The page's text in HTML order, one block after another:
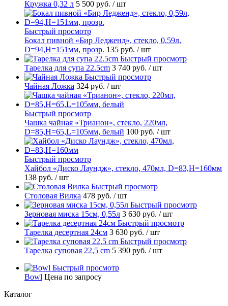
Кружка 0,32 л 5 500 руб. / шт
Быстрый просмотр
Бокал пивной «Бир Ледженд», стекло, 0,59л,
D=94,H=151мм, прозр. 135 руб. / шт
Быстрый просмотр
Тарелка для супа 22.5cm 3 740 руб. / шт
Быстрый просмотр
Чайная Ложка 324 руб. / шт
Быстрый просмотр
Чашка чайная «Трианон», стекло, 220мл,
D=85,H=65,L=105мм, белый 100 руб. / шт
Быстрый просмотр
Хайбол «Диско Лаундж», стекло, 470мл, D=83,H=160мм
138 руб. / шт
Быстрый просмотр
Столовая Вилка 478 руб. / шт
Быстрый просмотр
Зерновая миска 15см, 0,55л 3 630 руб. / шт
Быстрый просмотр
Тарелка десертная 24см 3 630 руб. / шт
Быстрый просмотр
Тарелка суповая 22,5 cm 5 390 руб. / шт
Быстрый просмотр
Bowl Цена по запросу
Каталог